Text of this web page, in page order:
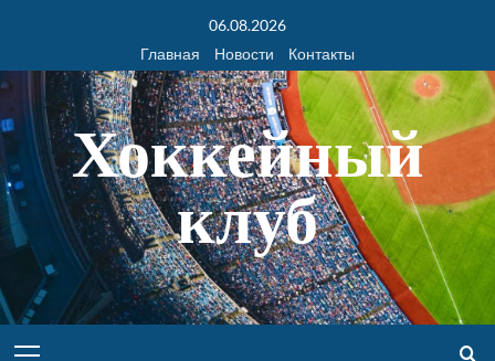
06.08.2026
Главная
Новости Контакты
Хоккейный
клуб